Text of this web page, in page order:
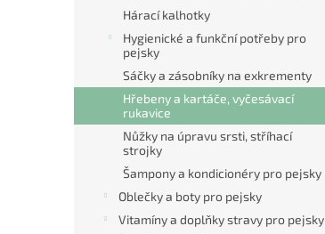
Hárací kalhotky
Hygienické a funkční potřeby pro
pejsky
Sáčky a zásobníky na exkrementy
Hřebeny a kartáče, vyčesávací
rukavice
Nůžky na úpravu srsti, stříhací
strojky
Šampony a kondicionéry pro pejsky
Oblečky a boty pro pejsky
Vitamíny a doplňky stravy pro pejsky